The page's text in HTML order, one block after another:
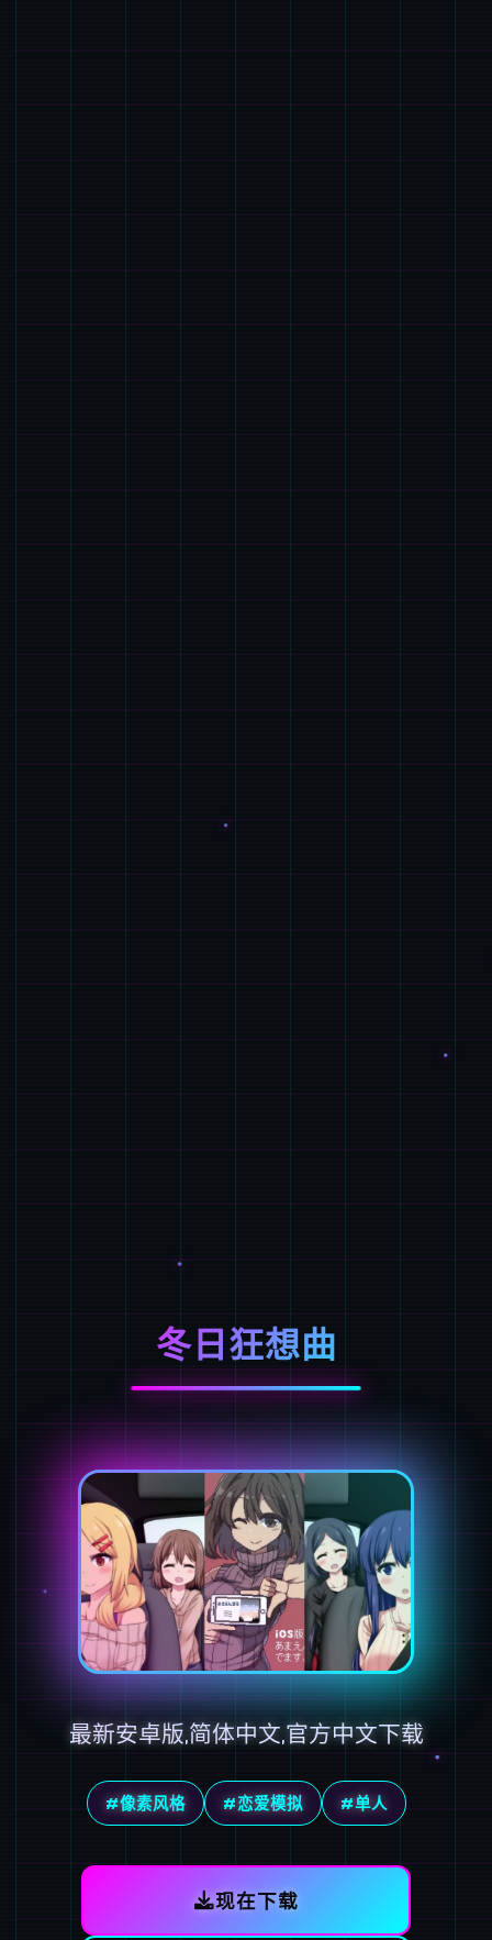
冬日狂想曲
最新安卓版,简体中文,官方中文下载
#像素风格 #恋爱模拟 #单人
现在下载